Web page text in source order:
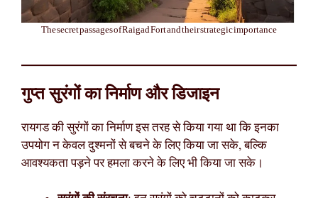
The secret passages of Raigad Fort and their strategic importance
गुप्त सुरंगों का निर्माण और डिजाइन
रायगड की सुरंगों का निर्माण इस तरह से किया गया था कि इनका
उपयोग न केवल दुश्मनों से बचने के लिए किया जा सके, बल्कि
आवश्यकता पड़ने पर हमला करने के लिए भी किया जा सके।